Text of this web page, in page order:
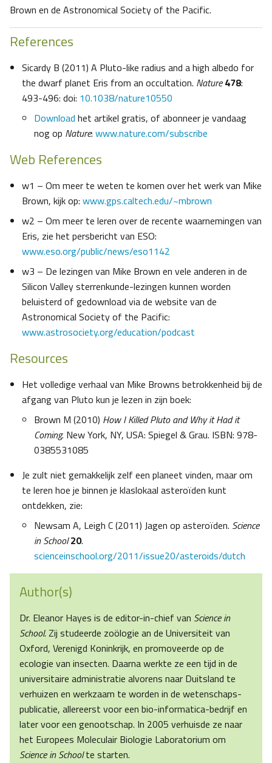
Brown en de Astronomical Society of the Pacific.
References
Sicardy B (2011) A Pluto-like radius and a high albedo for
the dwarf planet Eris from an occultation. Nature 478:
493-496: doi: 10.1038/nature10550
Download het artikel gratis, of abonneer je vandaag
nog op Nature: www.nature.com/subscribe
Web References
w1 – Om meer te weten te komen over het werk van Mike
Brown, kijk op: www.gps.caltech.edu/~mbrown
w2 – Om meer te leren over de recente waarnemingen van
Eris, zie het persbericht van ESO:
www.eso.org/public/news/eso1142
w3 – De lezingen van Mike Brown en vele anderen in de
Silicon Valley sterrenkunde-lezingen kunnen worden
beluisterd of gedownload via de website van de
Astronomical Society of the Pacific:
www.astrosociety.org/education/podcast
Resources
Het volledige verhaal van Mike Browns betrokkenheid bij de
afgang van Pluto kun je lezen in zijn boek:
Brown M (2010) How I Killed Pluto and Why it Had it
Coming. New York, NY, USA: Spiegel & Grau. ISBN: 978-
0385531085
Je zult niet gemakkelijk zelf een planeet vinden, maar om
te leren hoe je binnen je klaslokaal asteroïden kunt
ontdekken, zie:
Newsam A, Leigh C (2011) Jagen op asteroïden. Science
in School 20.
scienceinschool.org/2011/issue20/asteroids/dutch
Author(s)
Dr. Eleanor Hayes is de editor-in-chief van Science in
School.Zij studeerde zoölogie an de Universiteit van
Oxford, Verenigd Koninkrijk, en promoveerde op de
ecologie van insecten. Daarna werkte ze een tijd in de
universitaire administratie alvorens naar Duitsland te
verhuizen en werkzaam te worden in de wetenschaps-
publicatie, allereerst voor een bio-informatica-bedrijf en
later voor een genootschap. In 2005 verhuisde ze naar
het Europees Moleculair Biologie Laboratorium om
Science in Schoolte starten.